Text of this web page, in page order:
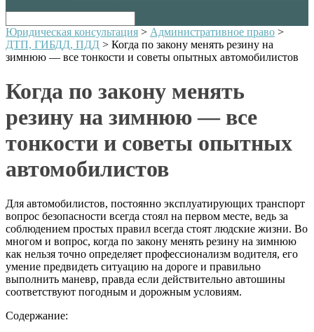
Юридическая консультация > Административное право >
ДТП, ГИБДД, ПДД > Когда по закону менять резину на
зимнюю — все тонкости и советы опытных автомобилистов
Когда по закону менять
резину на зимнюю — все
тонкости и советы опытных
автомобилистов
Для автомобилистов, постоянно эксплуатирующих транспорт
вопрос безопасности всегда стоял на первом месте, ведь за
соблюдением простых правил всегда стоят людские жизни. Во
многом и вопрос, когда по закону менять резину на зимнюю
как нельзя точно определяет профессионализм водителя, его
умение предвидеть ситуацию на дороге и правильно
выполнить маневр, правда если действительно автошины
соответствуют погодным и дорожным условиям.
Содержание: